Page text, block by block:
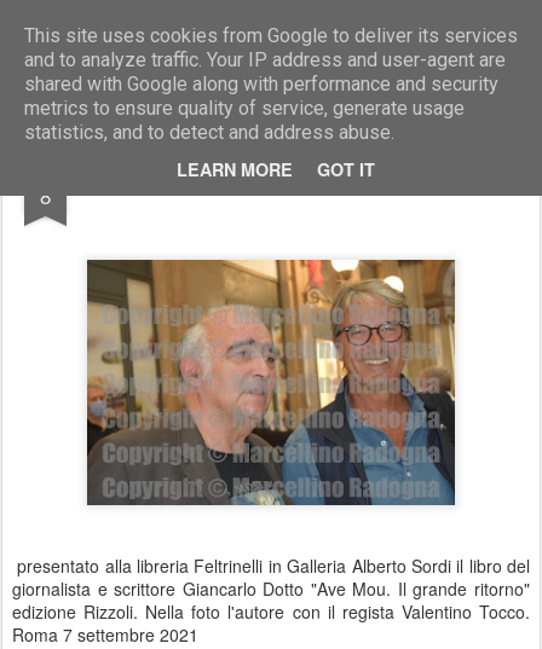
This site uses cookies from Google to deliver its services
and to analyze traffic. Your IP address and user-agent are
shared with Google along with performance and security
metrics to ensure quality of service, generate usage
statistics, and to detect and address abuse.
LEARN MORE GOT IT
Marcellino Radogna - Fotonotizie per la stampa
8 Giancarlo Dotto e Valentino Tocco
presentato alla libreria Feltrinelli in Galleria Alberto Sordi il libro del
giornalista e scrittore Giancarlo Dotto "Ave Mou. Il grande ritorno"
edizione Rizzoli. Nella foto l'autore con il regista Valentino Tocco.
Roma 7 settembre 2021